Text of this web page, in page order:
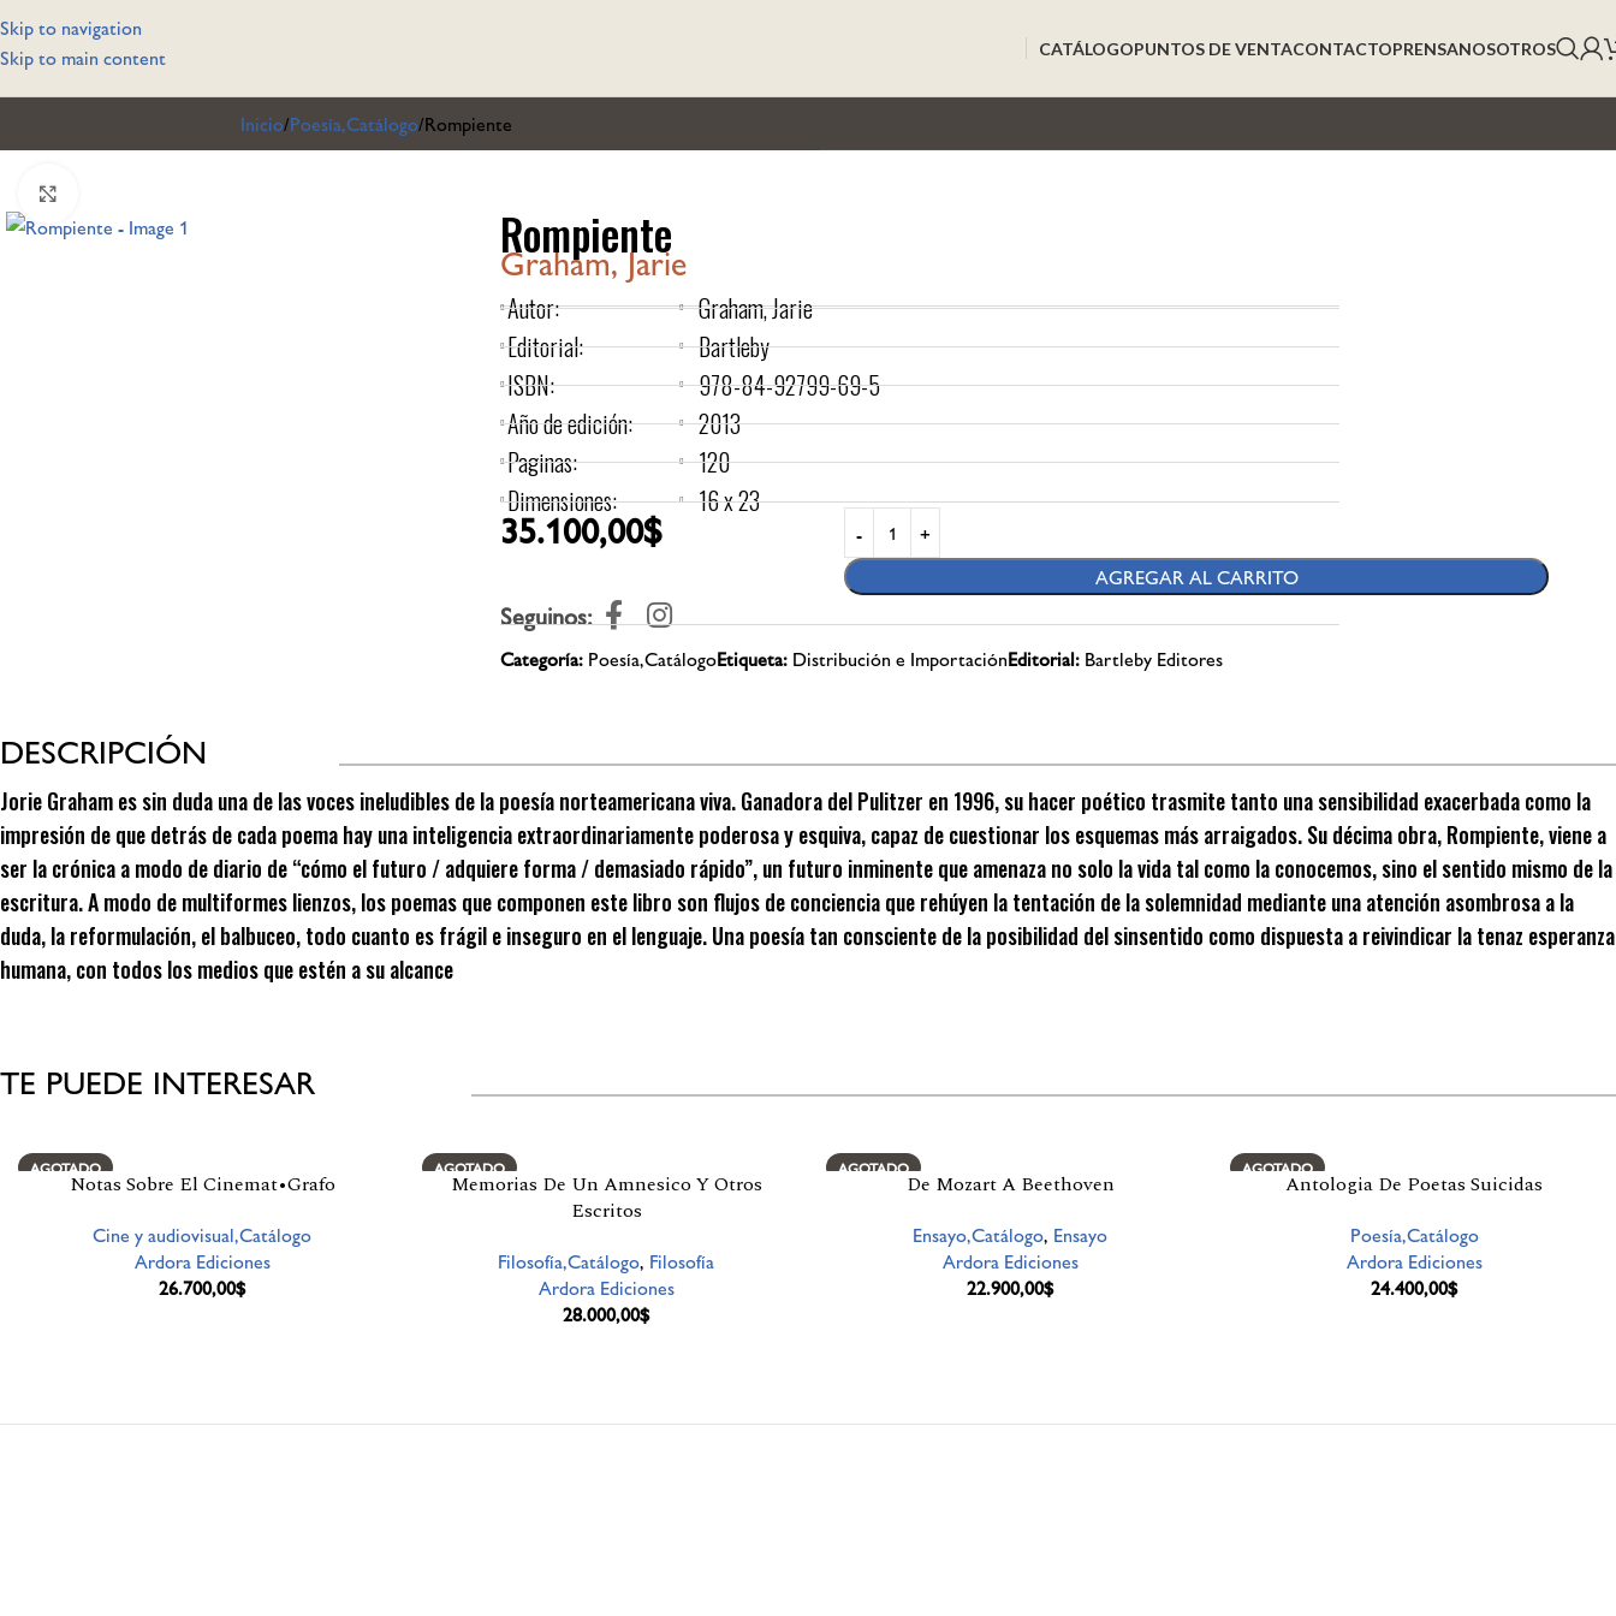
Skip to navigation
Skip to main content
CATÁLOGOPUNTOS DE VENTACONTACTOPRENSANOSOTROS
Inicio Poesía,Catálogo Rompiente
Rompiente
Graham, Jarie
Autor:
Editorial:
ISBN:
Año de edición:
Paginas:
Dimensiones:
Graham, Jarie
Bartleby
978-84-92799-69-5
2013
120
16 x 23
35.100,00$
AGREGAR AL CARRITO
Seguinos:
Categoría: Poesía,CatálogoEtiqueta: Distribución e ImportaciónEditorial: Bartleby Editores
DESCRIPCIÓN
Jorie Graham es sin duda una de las voces ineludibles de la poesía norteamericana viva. Ganadora del Pulitzer en 1996, su hacer poético trasmite tanto una sensibilidad exacerbada como la
impresión de que detrás de cada poema hay una inteligencia extraordinariamente poderosa y esquiva, capaz de cuestionar los esquemas más arraigados. Su décima obra, Rompiente, viene a
ser la crónica a modo de diario de “cómo el futuro / adquiere forma / demasiado rápido”, un futuro inminente que amenaza no solo la vida tal como la conocemos, sino el sentido mismo de la
escritura. A modo de multiformes lienzos, los poemas que componen este libro son flujos de conciencia que rehúyen la tentación de la solemnidad mediante una atención asombrosa a la
duda, la reformulación, el balbuceo, todo cuanto es frágil e inseguro en el lenguaje. Una poesía tan consciente de la posibilidad del sinsentido como dispuesta a reivindicar la tenaz esperanza
humana, con todos los medios que estén a su alcance
TE PUEDE INTERESAR
Productos relacionados
AGOTADO
Notas Sobre El Cinemat•Grafo
Cine y audiovisual,Catálogo
Ardora Ediciones
26.700,00$
AGOTADO
Memorias De Un Amnesico Y Otros
Escritos
Filosofía,Catálogo, Filosofía
Ardora Ediciones
28.000,00$
AGOTADO
De Mozart A Beethoven
Ensayo,Catálogo, Ensayo
Ardora Ediciones
22.900,00$
AGOTADO
Antologia De Poetas Suicidas
Poesía,Catálogo
Ardora Ediciones
24.400,00$